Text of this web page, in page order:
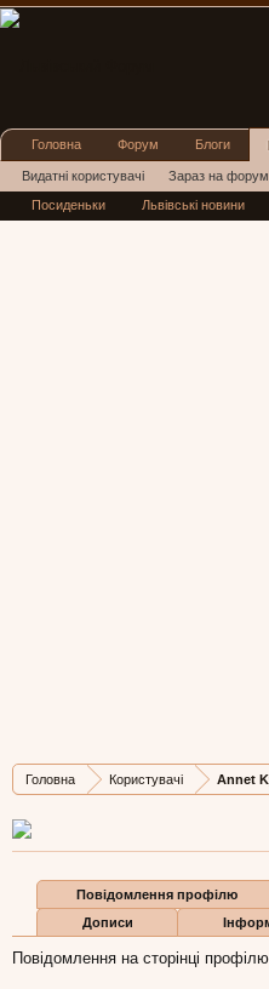
Головна Користувачі Annet
Дописів
4
Карма
0
Повідомлення профілю
Дописи
Повідомлення на сторінці
Головна Форум Блоги
Видатні користувачі Зараз на
Нові повідомлення профілю
Посиденьки Львівські новини